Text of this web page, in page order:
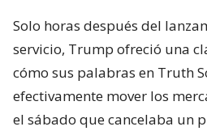
Solo horas después del
servicio, Trump ofreció una
cómo sus palabras en Truth
efectivamente mover los
el sábado que cancelaba un